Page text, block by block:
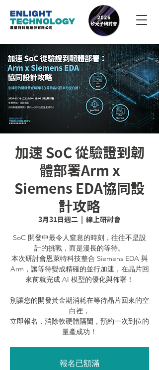
加速 SoC 從驗證到韌
體部署Arm x
Siemens EDA協同設
計攻略
3月31日週二 線上研討會
SoC 開發中最令人窒息的時刻，往往不是設
計的挑戰，而是漫長的等待。
本次研討會恩萊特科技整合 Siemens EDA 與
Arm，讓等待變成精確的並行加速，在晶片回
來前就完成 AI 模型的優化與佈署！
別讓您的開發黃金期消耗在等待晶片回來的空
白裡，
立即報名，消除軟硬體隔閡，預約一次到位的
量產成功！
報名已額滿